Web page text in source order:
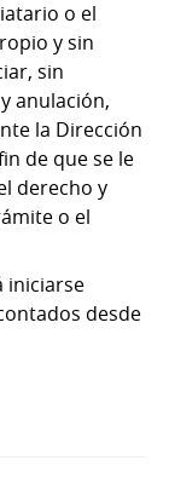
o el
y sin
sin
anulación,
la Dirección
de que se le
derecho y
o el
iniciarse
desde